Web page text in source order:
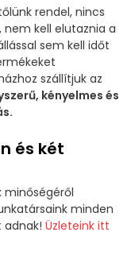
rendel, nincs
kell elutaznia a
sem kell időt
szállítjuk az
kényelmes és
és két
minőségéről
minden
adnak! Üzleteink itt